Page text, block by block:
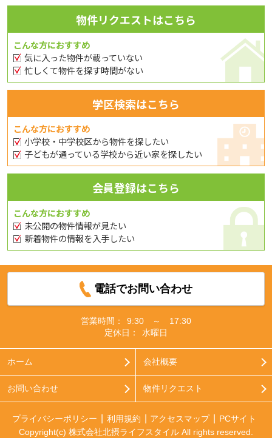
物件リクエストはこちら
こんな方におすすめ
気に入った物件が載っていない
忙しくて物件を探す時間がない
学区検索はこちら
こんな方におすすめ
小学校・中学校区から物件を探したい
子どもが通っている学校から近い家を探したい
会員登録はこちら
こんな方におすすめ
未公開の物件情報が見たい
新着物件の情報を入手したい
電話でお問い合わせ
営業時間：
9:30 ～ 17:30
定休日：
水曜日
ホーム 会社概要
お問い合わせ 物件リクエスト
プライバシーポリシー 利用規約 アクセスマップ
PCサイト
Copyright(c) 株式会社北摂ライフスタイル All rights reserved.